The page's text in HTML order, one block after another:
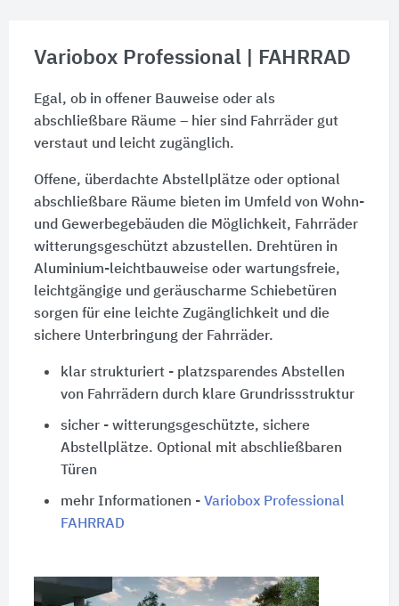
Variobox Professional | FAHRRAD
Egal, ob in offener Bauweise oder als
abschließbare Räume – hier sind Fahrräder gut
verstaut und leicht zugänglich.
Offene, überdachte Abstellplätze oder optional
abschließbare Räume bieten im Umfeld von Wohn-
und Gewerbegebäuden die Möglichkeit, Fahrräder
witterungsgeschützt abzustellen. Drehtüren in
Aluminium-leichtbauweise oder wartungsfreie,
leichtgängige und geräuscharme Schiebetüren
sorgen für eine leichte Zugänglichkeit und die
sichere Unterbringung der Fahrräder.
klar strukturiert - platzsparendes Abstellen
von Fahrrädern durch klare Grundrissstruktur
sicher - witterungsgeschützte, sichere
Abstellplätze. Optional mit abschließbaren
Türen
mehr Informationen - Variobox Professional
FAHRRAD